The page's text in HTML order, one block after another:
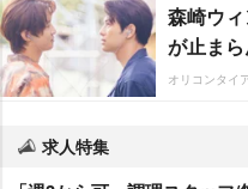
森崎ウ
が止まら
オリコンタイ
求人特集